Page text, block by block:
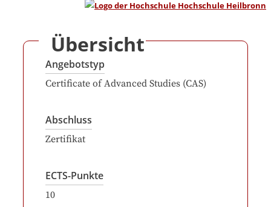
Übersicht
Angebotstyp
Certificate of Advanced Studies (CAS)
Abschluss
Zertifikat
ECTS-Punkte
10